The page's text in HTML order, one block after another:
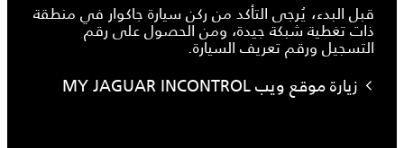
قبل البدء، يُرجى التأكد من ركن سيارة جاكوار في منطقة
ذات تغطية شبكة جيدة، ومن الحصول على رقم
التسجيل ورقم تعريف السيارة.
زيارة موقع ويب MY JAGUAR INCONTROL